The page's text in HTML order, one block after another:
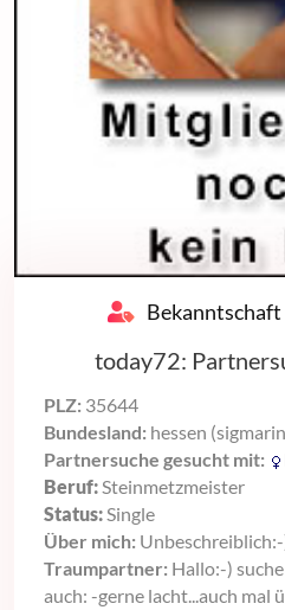
Bekanntschaft
today72:
PLZ: 35644
Bundesland: hessen
Partnersuche gesucht mit:
Beruf:Steinmetzmeister
Status:Single
Über mich: Unbeschreiblich:-
Traumpartner: Hallo:-)
auch: -gerne lacht...auch mal